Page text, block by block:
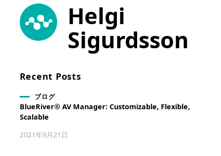
Helgi
Sigurdsson
Recent Posts
ブログ
BlueRiver® AV Manager: Customizable, Flexible,
Scalable
2021年9月21日